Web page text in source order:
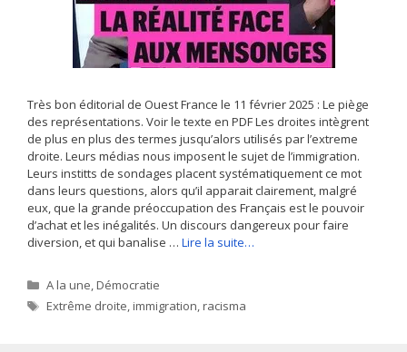
Très bon éditorial de Ouest France le 11 février 2025 : Le piège
des représentations. Voir le texte en PDF Les droites intègrent
de plus en plus des termes jusqu’alors utilisés par l’extreme
droite. Leurs médias nous imposent le sujet de l’immigration.
Leurs institts de sondages placent systématiquement ce mot
dans leurs questions, alors qu’il apparait clairement, malgré
eux, que la grande préoccupation des Français est le pouvoir
d’achat et les inégalités. Un discours dangereux pour faire
diversion, et qui banalise … Lire la suite…
Catégories
A la une,Démocratie
Étiquettes
Extrême droite,immigration,racisma